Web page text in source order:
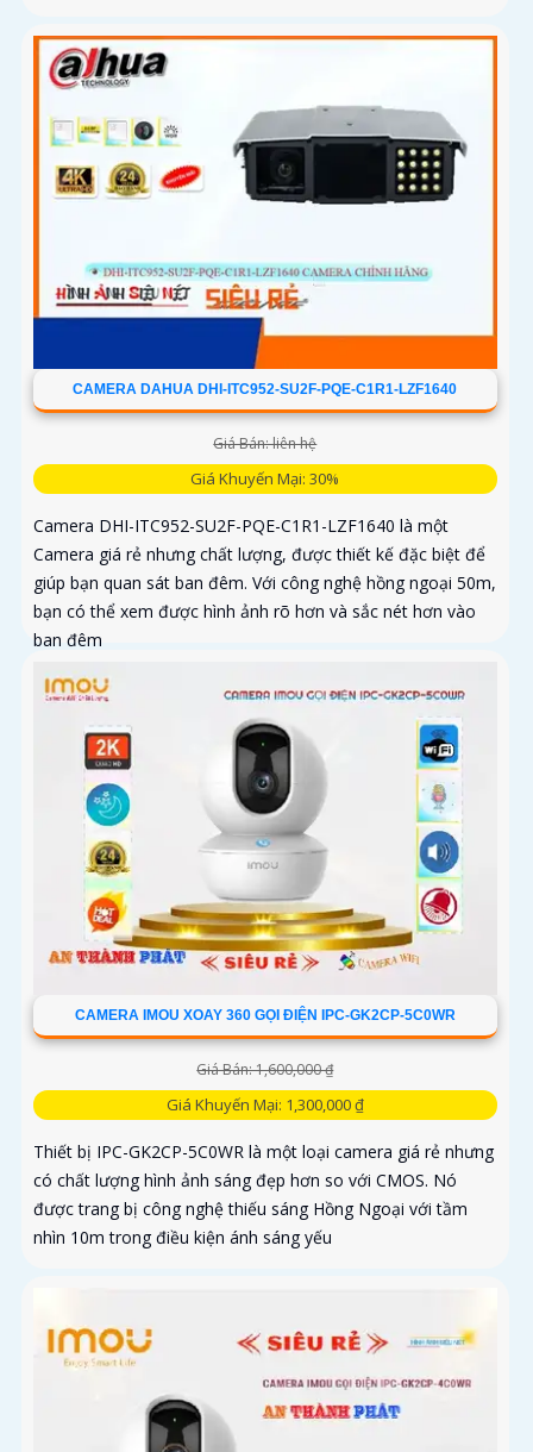
CAMERA DAHUA DHI-ITC952-SU2F-PQE-C1R1-LZF1640
Giá Bán: liên hệ
Giá Khuyến Mại: 30%
Camera DHI-ITC952-SU2F-PQE-C1R1-LZF1640 là một
Camera giá rẻ nhưng chất lượng, được thiết kế đặc biệt để
giúp bạn quan sát ban đêm. Với công nghệ hồng ngoại 50m,
bạn có thể xem được hình ảnh rõ hơn và sắc nét hơn vào
ban đêm
CAMERA IMOU XOAY 360 GỌI ĐIỆN IPC-GK2CP-5C0WR
Giá Bán: 1,600,000 ₫
Giá Khuyến Mại: 1,300,000 ₫
Thiết bị IPC-GK2CP-5C0WR là một loại camera giá rẻ nhưng
có chất lượng hình ảnh sáng đẹp hơn so với CMOS. Nó
được trang bị công nghệ thiếu sáng Hồng Ngoại với tầm
nhìn 10m trong điều kiện ánh sáng yếu